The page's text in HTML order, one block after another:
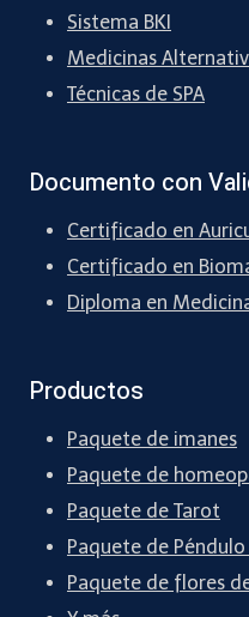
Sistema BKI
Medicinas
Técnicas de SPA
Documento con
Certificado en
Certificado en
Diploma en
Productos
Paquete de imanes
Paquete de
Paquete de Tarot
Paquete de
Paquete de flores